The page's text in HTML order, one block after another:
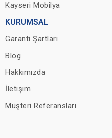
Kayseri Mobilya
KURUMSAL
Garanti Şartları
Blog
Hakkımızda
İletişim
Müşteri Referansları